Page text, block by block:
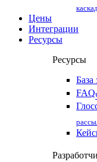
Цены
Интеграции
Ресурсы
Ресурсы
База
FAQ